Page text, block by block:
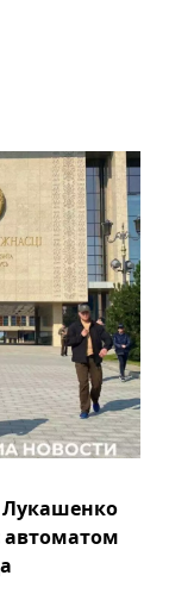
Лукашенко
автоматом